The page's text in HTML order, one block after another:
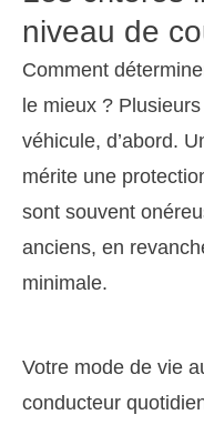
niveau de
Comment
le mieux ?
véhicule, d’abord.
mérite une
sont souvent
anciens, en
minimale.
Votre mode de vie
conducteur